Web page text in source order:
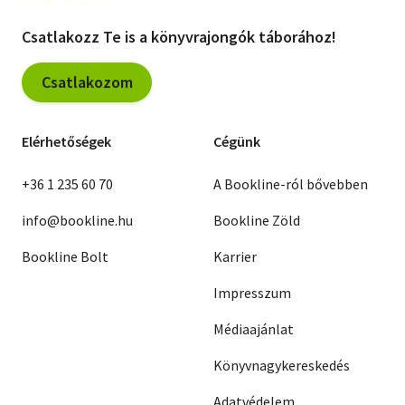
Csatlakozz Te is a könyvrajongók táborához!
Csatlakozom
Elérhetőségek
+36 1 235 60 70
info@bookline.hu
Bookline Bolt
Cégünk
A Bookline-ról bővebben
Bookline Zöld
Karrier
Impresszum
Médiaajánlat
Könyvnagykereskedés
Adatvédelem